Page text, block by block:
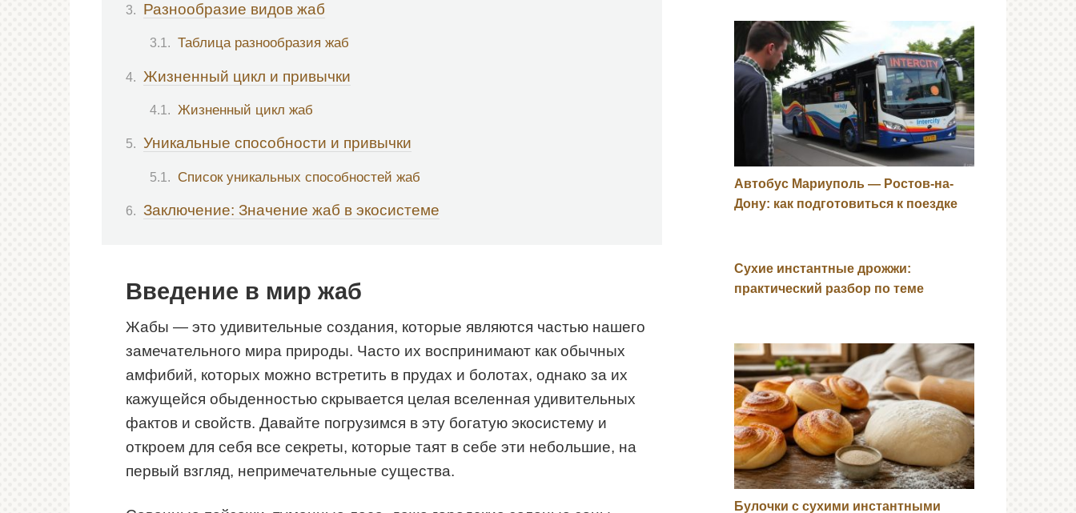
Разнообразие видов жаб
Таблица разнообразия жаб
Жизненный цикл и привычки
Жизненный цикл жаб
Уникальные способности и привычки
Список уникальных способностей жаб
Заключение: Значение жаб в экосистеме
Введение в мир жаб
Жабы — это удивительные создания, которые являются частью нашего
замечательного мира природы. Часто их воспринимают как обычных
амфибий, которых можно встретить в прудах и болотах, однако за их
кажущейся обыденностью скрывается целая вселенная удивительных
фактов и свойств. Давайте погрузимся в эту богатую экосистему и
откроем для себя все секреты, которые таят в себе эти небольшие, на
первый взгляд, непримечательные существа.
Автобус Мариуполь — Ростов-на-
Дону: как подготовиться к поездке
Сухие инстантные дрожжи:
практический разбор по теме
Булочки с сухими инстантными